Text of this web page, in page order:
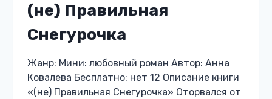
(не) Правильная
Снегурочка
Жанр: Мини: любовный роман Автор: Анна
Ковалева Бесплатно: нет 12 Описание книги
«(не) Правильная Снегурочка» Оторвался от